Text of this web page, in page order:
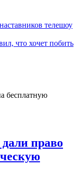
телешоу
что хочет побить
право